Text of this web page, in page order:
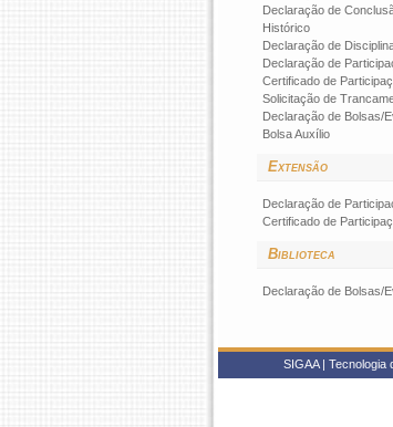
Declaração de
Histórico
Declaração de
Declaração de
Certificado de
Solicitação de
Declaração de Bolsas/
Bolsa Auxílio
Extensão
Declaração de
Certificado de
Biblioteca
Declaração de Bolsas/
SIGAA |